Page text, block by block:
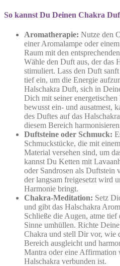
So kannst Du Deinen Chakra
Aromatherapie: Nutze den
einer Aromalampe oder
Raum mit den
Wähle den Duft aus, der das
stimuliert. Lass den Duft
tief ein, um die Energie
Halschakra Duft, sich in
Dich mit seiner
bewusst ein- und ausatmest,
des Duftes auf das
diesem Bereich
Duftsteine oder Schmuck:
Schmuckstücke, die mit
Material versehen sind, um
kannst Du Ketten mit
oder Sandrosen als Duftstein
der langsam freigesetzt wird
Harmonie bringt.
Chakra-Meditation: Setz
und gibt das Halschakra
Schließe die Augen, atme
Sinne umhüllen. Richte
Chakra und stell Dir vor, wie
Bereich ausgleicht und
Mantra oder eine Affirmation
Halschakra verbunden ist.